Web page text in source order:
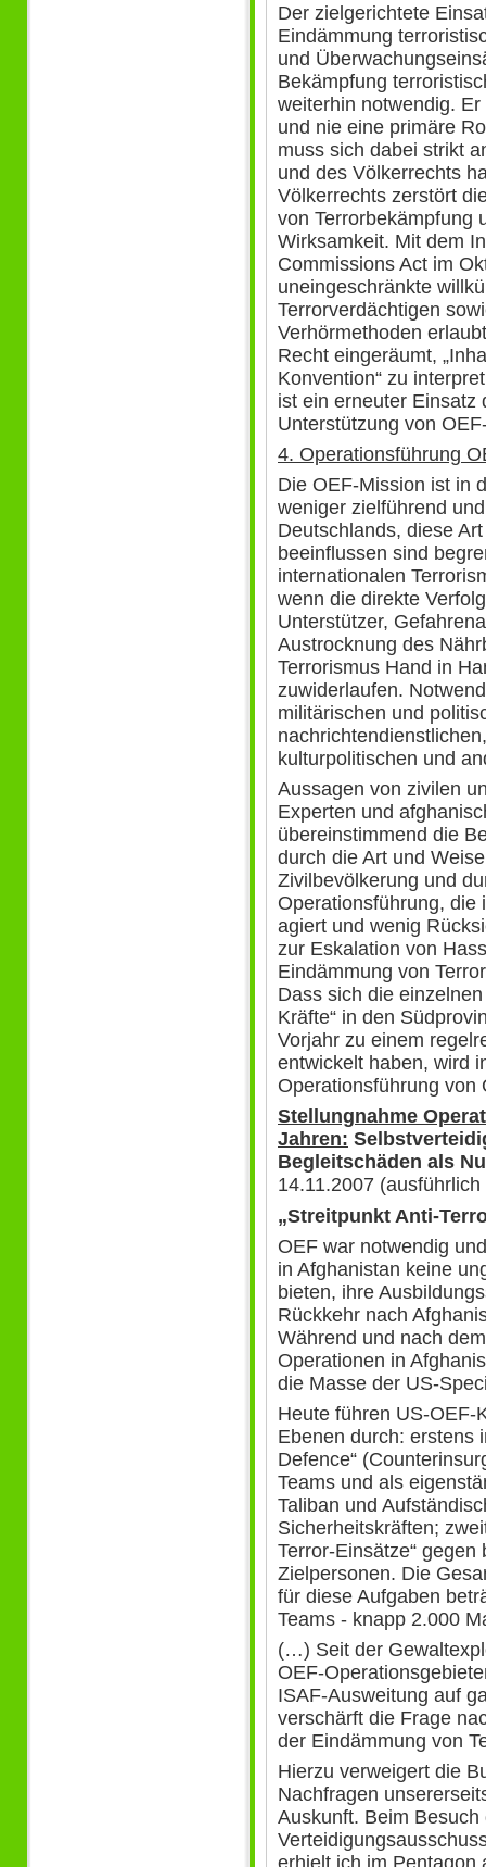
Der zielgerichtete
Eindämmung
und
Bekämpfung
weiterhin notwendig.
und nie eine primäre
muss sich dabei strikt
und des Völkerrechts
Völkerrechts zerstört
von Terrorbekämpfung
Wirksamkeit. Mit dem
Commissions Act im
uneingeschränkte
Terrorverdächtigen
Verhörmethoden
Recht eingeräumt,
Konvention“ zu
ist ein erneuter Einsatz
Unterstützung von
4. Operationsführung
Die OEF-Mission ist in
weniger zielführend
Deutschlands, diese
beeinflussen sind
internationalen
wenn die direkte
Unterstützer,
Austrocknung des
Terrorismus Hand in
zuwiderlaufen.
militärischen und
kulturpolitischen und
Aussagen von zivilen
Experten und
übereinstimmend die
durch die Art und
Zivilbevölkerung und
Operationsführung, die
agiert und wenig
zur Eskalation von
Eindämmung von
Dass sich die
Kräfte“ in den
Vorjahr zu einem
entwickelt haben, wird
Operationsführung
Stellungnahme
Jahren:
Begleitschäden als
14.11.2007
„Streitpunkt Anti-
OEF war notwendig
in Afghanistan keine
bieten, ihre
Rückkehr nach
Während und nach
Operationen in
die Masse der US-
Heute führen US-OEF-
Ebenen durch: erstens
Defence“
Teams und als
Taliban und
Sicherheitskräften;
Terror-Einsätze“
Zielpersonen. Die
für diese Aufgaben
Teams - knapp 2.000
(…) Seit der
OEF-
ISAF-Ausweitung auf
verschärft die Frage
der Eindämmung von
Hierzu verweigert die
Nachfragen
Auskunft. Beim